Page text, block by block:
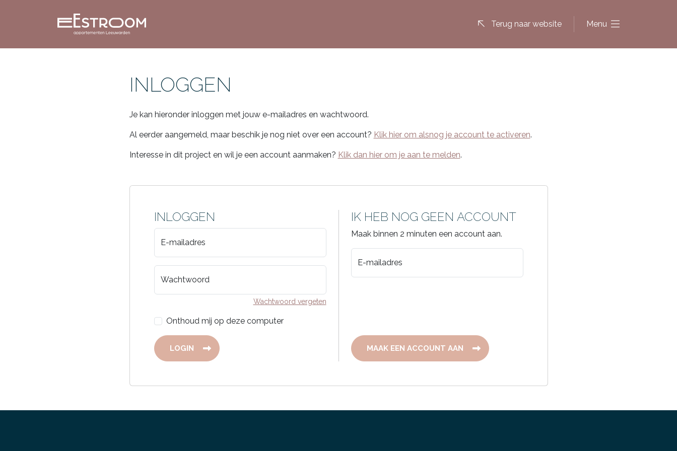
Terug naar website Menu
INLOGGEN
Je kan hieronder inloggen met jouw e-mailadres en wachtwoord.
Al eerder aangemeld, maar beschik je nog niet over een account? Klik hier om alsnog je account te activeren.
Interesse in dit project en wil je een account aanmaken? Klik dan hier om je aan te melden.
INLOGGEN
E-mailadres
Wachtwoord
Wachtwoord vergeten
Onthoud mij op deze computer
IK HEB NOG GEEN ACCOUNT
Maak binnen 2 minuten een account aan.
E-mailadres